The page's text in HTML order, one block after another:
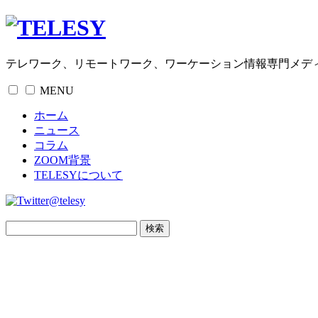
テレワーク、リモートワーク、ワーケーション情報専門メデ
MENU
ホーム
ニュース
コラム
ZOOM背景
TELESYについて
@telesy